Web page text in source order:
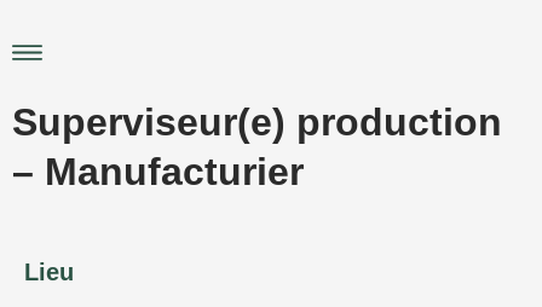
auMain
Superviseur(e) production
– Manufacturier
Lieu